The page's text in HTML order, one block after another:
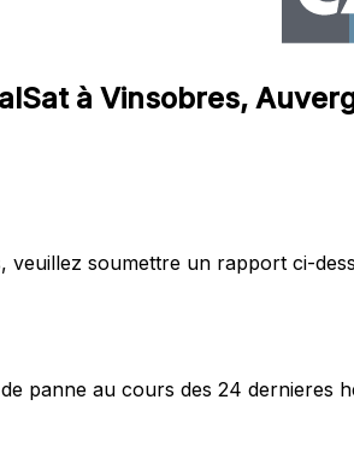
à Vinsobres,
veuillez soumettre un rapport ci-
panne au cours des 24 dernieres